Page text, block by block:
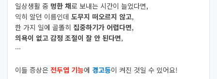
일상생활 중 멍한 채로 보내는 시간이 늘었다면,
익히 알던 이름인데 도무지 떠오르지 않고,
한 가지 일에 골똘히 집중하기가 어렵다면,
의욕이 없고 감정 조절이 잘 안 된다면,
···
이들 증상은 전두엽 기능에 경고등이 켜진 것일 수 있어요!